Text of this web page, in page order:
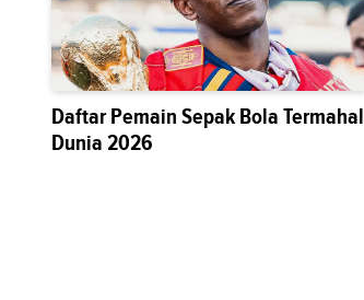
Daftar Pemain Sepak Bola Termahal
Dunia 2026